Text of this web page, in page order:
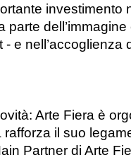
investimento
e nell’accoglienza
Arte Fiera è
il suo
Partner di Arte